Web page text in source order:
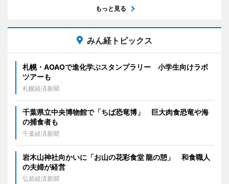
もっと見る
みん経トピックス
札幌・AOAOで進化学ぶスタンプラリー 小学生向けラボ
ツアーも
札幌経済新聞
千葉県立中央博物館で「ちば恐竜博」 巨大肉食恐竜や海
の捕食者も
千葉経済新聞
岩木山神社向かいに「お山の花彩食堂 龍の憩」 和食職人
の夫婦が経営
弘前経済新聞